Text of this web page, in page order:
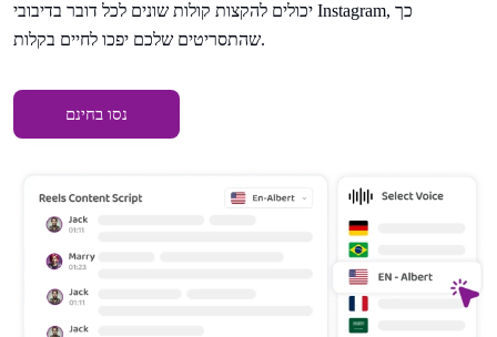
יכולים להקצות קולות שונים לכל דובר בדיבובי Instagram, כך
שהתסריטים שלכם יפכו לחיים בקלות.
נסו בחינם